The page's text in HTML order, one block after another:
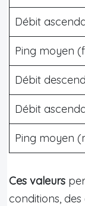
Débit
Ping moyen
Débit
Débit
Ping moyen
Ces valeurs
conditions,